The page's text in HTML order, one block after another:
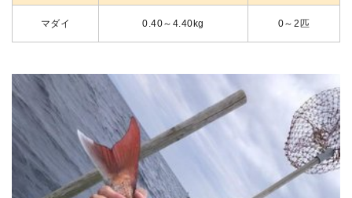
マダイ 0.40～4.40kg 0～2匹